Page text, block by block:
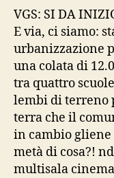
VGS: SI DA
E via, ci siamo:
urbanizzazione
una colata di
tra quattro
lembi di terreno
terra che il
in cambio gliene
metà di cosa?!
multisala